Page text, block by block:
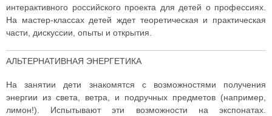
интерактивного российского проекта для детей о профессиях.
На мастер-классах детей ждет теоретическая и практическая
части, дискуссии, опыты и открытия.
АЛЬТЕРНАТИВНАЯ ЭНЕРГЕТИКА
На занятии дети знакомятся с возможностями получения
энергии из света, ветра, и подручных предметов (например,
лимон!). Испытывают эти возможности на экспонатах.